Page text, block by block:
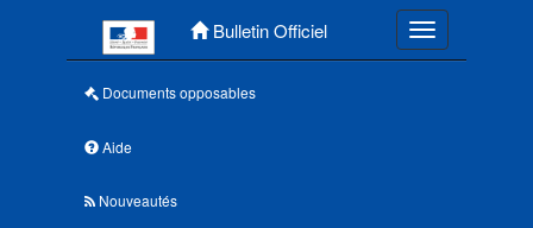
Bulletin Officiel Toggle
Documents opposables
Aide
Nouveautés